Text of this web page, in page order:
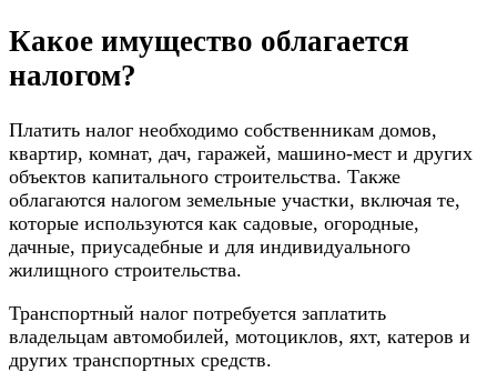
Какое имущество облагается
налогом?
Платить налог необходимо собственникам домов,
квартир, комнат, дач, гаражей, машино-мест и других
объектов капитального строительства. Также
облагаются налогом земельные участки, включая те,
которые используются как садовые, огородные,
дачные, приусадебные и для индивидуального
жилищного строительства.
Транспортный налог потребуется заплатить
владельцам автомобилей, мотоциклов, яхт, катеров и
других транспортных средств.